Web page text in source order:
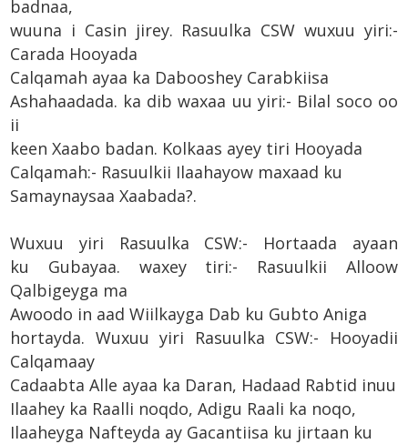
badnaa,
wuuna i Casin jirey. Rasuulka CSW wuxuu yiri:-
Carada Hooyada
Calqamah ayaa ka Dabooshey Carabkiisa
Ashahaadada. ka dib waxaa uu yiri:- Bilal soco oo
ii
keen Xaabo badan. Kolkaas ayey tiri Hooyada
Calqamah:- Rasuulkii Ilaahayow maxaad ku
Samaynaysaa Xaabada?.
Wuxuu yiri Rasuulka CSW:- Hortaada ayaan
ku Gubayaa. waxey tiri:- Rasuulkii Alloow
Qalbigeyga ma
Awoodo in aad Wiilkayga Dab ku Gubto Aniga
hortayda. Wuxuu yiri Rasuulka CSW:- Hooyadii
Calqamaay
Cadaabta Alle ayaa ka Daran, Hadaad Rabtid inuu
Ilaahey ka Raalli noqdo, Adigu Raali ka noqo,
Ilaaheyga Nafteyda ay Gacantiisa ku jirtaan ku